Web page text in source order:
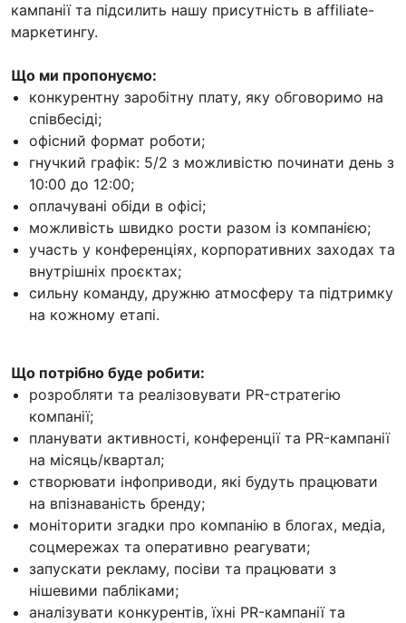
кампанії та підсилить нашу присутність в affiliate-
маркетингу.
Що ми пропонуємо:
конкурентну заробітну плату, яку обговоримо на
співбесіді;
офісний формат роботи;
гнучкий графік: 5/2 з можливістю починати день з
10:00 до 12:00;
оплачувані обіди в офісі;
можливість швидко рости разом із компанією;
участь у конференціях, корпоративних заходах та
внутрішніх проєктах;
сильну команду, дружню атмосферу та підтримку
на кожному етапі.
Що потрібно буде робити:
розробляти та реалізовувати PR-стратегію
компанії;
планувати активності, конференції та PR-кампанії
на місяць/квартал;
створювати інфоприводи, які будуть працювати
на впізнаваність бренду;
моніторити згадки про компанію в блогах, медіа,
соцмережах та оперативно реагувати;
запускати рекламу, посіви та працювати з
нішевими пабліками;
аналізувати конкурентів, їхні PR-кампанії та